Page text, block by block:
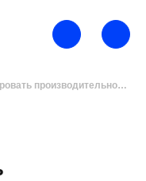
Как оптимизировать производительность веб-приложений с помощью React